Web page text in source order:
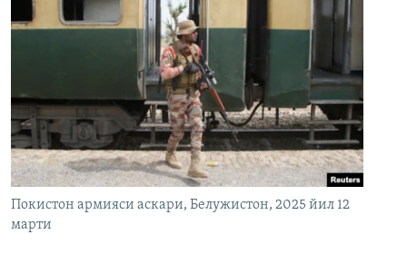
Покистон армияси аскари, Белужистон, 2025 йил 12
марти